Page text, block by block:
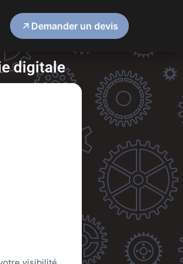
Demander un devis
digitale